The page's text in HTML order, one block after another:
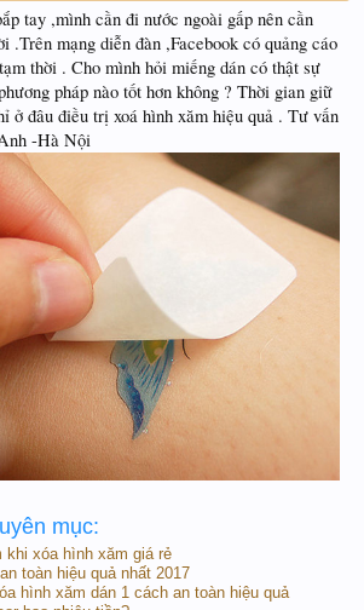
tay ,mình cần đi nước ngoài gấp nên cần
.Trên mạng diễn đàn ,Facebook có quảng cáo
thời . Cho mình hỏi miếng dán có thật sự
pháp nào tốt hơn không ? Thời gian giữ
ở đâu điều trị xoá hình xăm hiệu quả . Tư vấn
-Hà Nội
mục:
khi xóa hình xăm giá rẻ
toàn hiệu quả nhất 2017
hình xăm dán 1 cách an toàn hiệu quả